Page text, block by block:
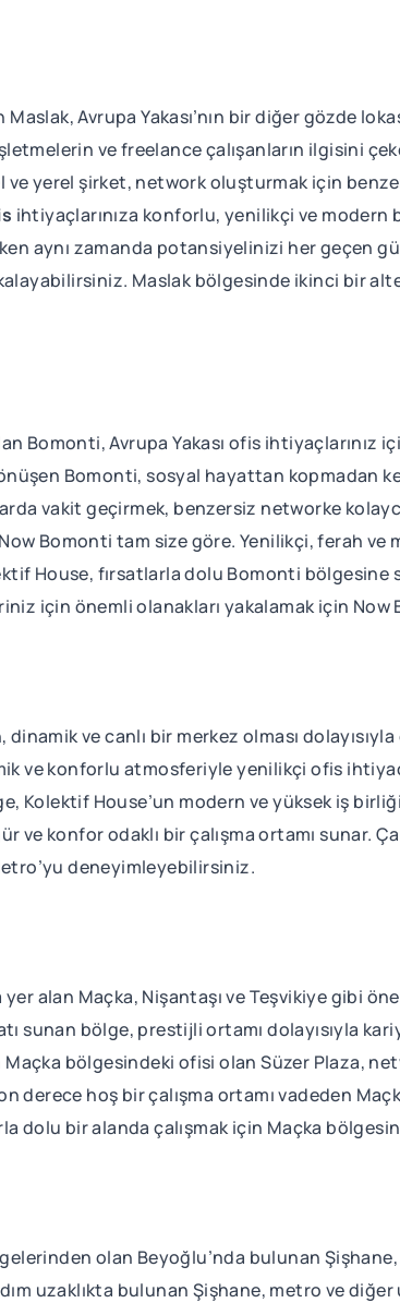
Avrupa Yakası’nın bir diğer gözde
ve freelance çalışanların ilgisini
yerel şirket, network oluşturmak için
ihtiyaçlarınıza konforlu, yenilikçi ve modern
aynı zamanda potansiyelinizi her geçen
Maslak bölgesinde ikinci bir
Bomonti, Avrupa Yakası ofis ihtiyaçlarınız
Bomonti, sosyal hayattan kopmadan
vakit geçirmek, benzersiz networke
Bomonti tam size göre. Yenilikçi, ferah
House, fırsatlarla dolu Bomonti bölgesine
için önemli olanakları yakalamak için Now
ve canlı bir merkez olması
ve konforlu atmosferiyle yenilikçi ofis
Kolektif House’un modern ve yüksek iş
konfor odaklı bir çalışma ortamı sunar.
deneyimleyebilirsiniz.
alan Maçka, Nişantaşı ve Teşvikiye gibi
sunan bölge, prestijli ortamı dolayısıyla
bölgesindeki ofisi olan Süzer Plaza,
derece hoş bir çalışma ortamı vadeden
dolu bir alanda çalışmak için Maçka
olan Beyoğlu’nda bulunan
uzaklıkta bulunan Şişhane, metro ve diğer